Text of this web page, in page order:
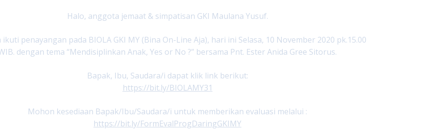
Halo, anggota jemaat & simpatisan GKI Maulana Yusuf.
penayangan pada BIOLA GKI MY (Bina On-Line Aja), hari ini Selasa, 10 November 2020 pk.15.00
dengan tema “Mendisiplinkan Anak, Yes or No ?” bersama Pnt. Ester Anida Gree Sitorus.
Bapak, Ibu, Saudara/i dapat klik link berikut:
https://bit.ly/BIOLAMY31
Mohon kesediaan Bapak/Ibu/Saudara/i untuk memberikan evaluasi melalui :
https://bit.ly/FormEvalProgDaringGKIMY